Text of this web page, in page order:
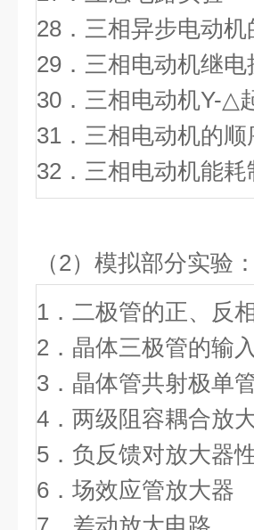
28．三相异步电动
29．三相电动机继
30．三相电动机Y-△
31．三相电动机的
32．三相电动机能
（2） 模拟部分实验：
1．二极管的
2．晶体三极管
3．晶体管共
4．两级阻
5．负反馈对
6．场效